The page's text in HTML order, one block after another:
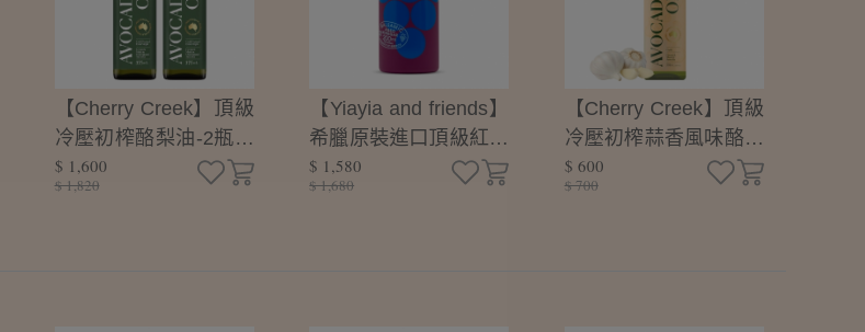
【Cherry Creek】頂級
冷壓初榨酪梨油-2瓶組
(375mlx2)
$ 1,600
$ 1,820
【Yiayia and friends】
希臘原裝進口頂級紅巴
薩米可醋-200ml (無添
加紅酒醋/沙拉淋醬)
$ 1,580
$ 1,680
【Cherry Creek】頂級
冷壓初榨蒜香風味酪梨
油-250ml
$ 600
$ 700